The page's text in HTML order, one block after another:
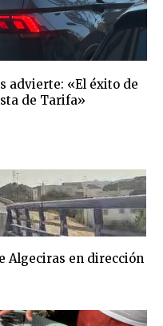
advierte: «El éxito de
de Tarifa»
Algeciras en dirección